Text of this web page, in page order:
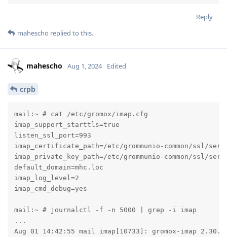
Reply
mahescho replied to this.
mahescho Aug 1, 2024 Edited
crpb
mail:~ # cat /etc/gromox/imap.cfg
imap_support_starttls=true
listen_ssl_port=993
imap_certificate_path=/etc/grommunio-common/ssl/
imap_private_key_path=/etc/grommunio-common/ssl/
default_domain=mhc.loc
imap_log_level=2
imap_cmd_debug=yes
mail:~ # journalctl -f -n 5000 | grep -i imap
...
Aug 01 14:42:55 mail imap[10733]: gromox-imap